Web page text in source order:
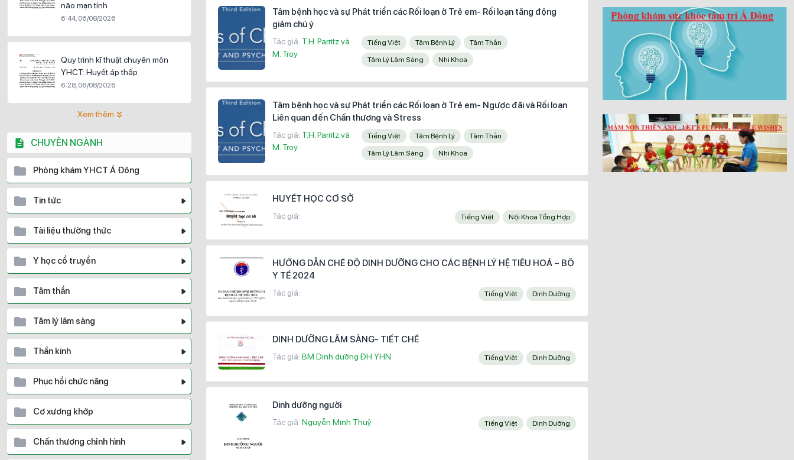
não mạn tính
6:44, 06/08/2026
Quy trình kĩ thuật chuyên môn
YHCT: Huyết áp thấp
6:28, 06/08/2026
Xem thêm
CHUYÊN NGÀNH
Phòng khám YHCT Á Đông
Tin tức
Tài liệu thường thức
Y học cổ truyền
Tâm thần
Tâm lý lâm sàng
Thần kinh
Phục hồi chức năng
Cơ xương khớp
Chấn thương chỉnh hình
Tâm bệnh học và sự Phát triển các Rối loạn ở Trẻ em- Rối loạn tăng động
giảm chú ý
Tác giả: T.H. Parritz và
M. Troy
Tiếng Việt Tâm Bệnh Lý Tâm Thần
Tâm Lý Lâm Sàng Nhi Khoa
Tâm bệnh học và sự Phát triển các Rối loạn ở Trẻ em- Ngược đãi và Rối loạn
Liên quan đến Chấn thương và Stress
Tác giả: T.H. Parritz và
M. Troy
Tiếng Việt Tâm Bệnh Lý Tâm Thần
Tâm Lý Lâm Sàng Nhi Khoa
HUYẾT HỌC CƠ SỞ
Tác giả: Tiếng Việt Nội Khoa Tổng Hợp
HƯỚNG DẪN CHẾ ĐỘ DINH DƯỠNG CHO CÁC BỆNH LÝ HỆ TIÊU HOÁ – BỘ
Y TẾ 2024
Tác giả: Tiếng Việt Dinh Dưỡng
DINH DƯỠNG LÂM SÀNG- TIẾT CHẾ
Tác giả: BM Dinh dưỡng ĐH YHN Tiếng Việt Dinh Dưỡng
Dinh dưỡng người
Tác giả: Nguyễn Minh Thuỷ Tiếng Việt Dinh Dưỡng